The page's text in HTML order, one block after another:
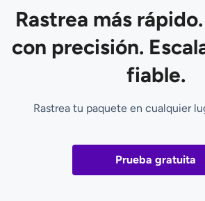
Rastrea más
con precisión.
fiable.
Rastrea tu paquete en cualquier
Prueba gratuita